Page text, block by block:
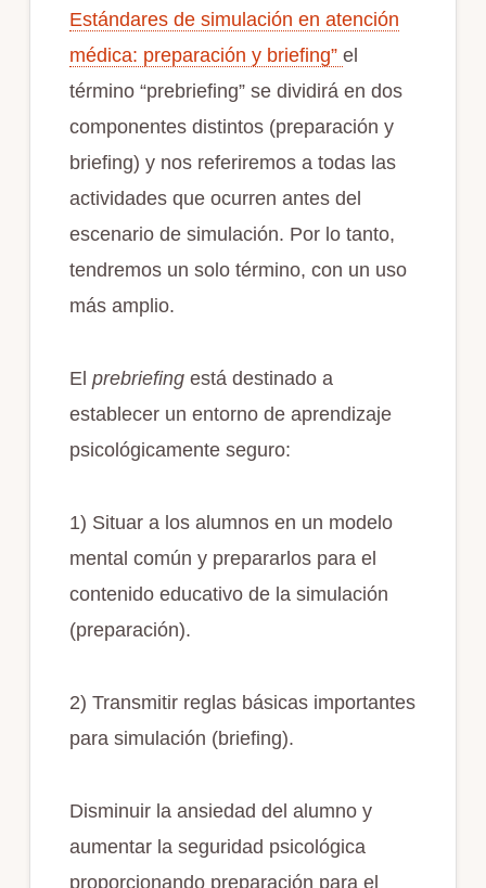
Estándares de simulación en atención
médica: preparación y briefing” el
término “prebriefing” se dividirá en dos
componentes distintos (preparación y
briefing) y nos referiremos a todas las
actividades que ocurren antes del
escenario de simulación. Por lo tanto,
tendremos un solo término, con un uso
más amplio.
El prebriefing está destinado a
establecer un entorno de aprendizaje
psicológicamente seguro:
1) Situar a los alumnos en un modelo
mental común y prepararlos para el
contenido educativo de la simulación
(preparación).
2) Transmitir reglas básicas importantes
para simulación (briefing).
Disminuir la ansiedad del alumno y
aumentar la seguridad psicológica
proporcionando preparación para el